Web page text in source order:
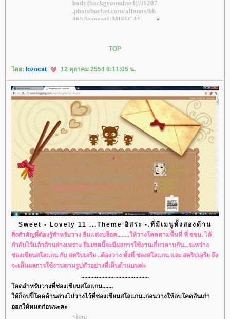
TOP
ดย: lozocat 12 ตุลาคม 2554 8:11:05 น.
Sweet - Lovely 11 ...Theme อิสระ -.ที่มีเมนูทั้งสองด้าน
สิ่งสำคัญที่ต้องรู้สำหรับวาง ธีมแต่งบล็อค........ให้วางโคดตามพื้นที่ ที่ จขบ. ได้
กำกับไว้แล้วล้านล่างเพราะ ธีมเซตนี้จะมีผลการใช้งานเกี่ยวคาบกัน...ระหว่าง
ช่องเขียนสโลแกน กับ สคริปเอรีย ..ต้องวาง ทั้งที่ ช่องสโลแกน และ สคริปเอรีย ถึง
จะเห็นผลการใช้งานตามรูปตัวอย่างที่เห็นด้านบนค่ะ
............................................
คดสำหรับวางที่ช่องเขียนสโลแกน.......
ห้ก็อปปี้โคดด้านล่างไปวางไว้ที่ช่องเขียนสโลแกน..ก่อนวางให้ลบโคดอันเก่า
ออกให้หมดก่อนนะคะ